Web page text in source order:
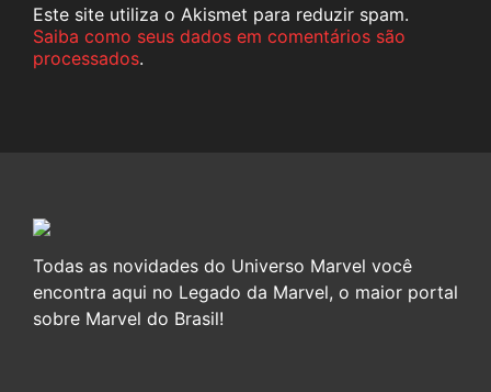
Este site utiliza o Akismet para reduzir spam.
Saiba como seus dados em comentários são
processados.
Todas as novidades do Universo Marvel você
encontra aqui no Legado da Marvel, o maior portal
sobre Marvel do Brasil!